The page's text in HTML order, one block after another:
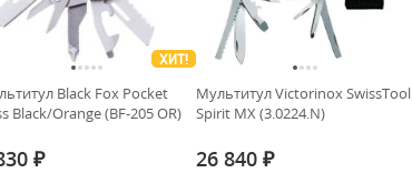
ХИТ!
Black Fox Pocket
Black/Orange (BF-205 OR)
₽
Мультитул Victorinox SwissTool
Spirit MX (3.0224.N)
26 840 ₽